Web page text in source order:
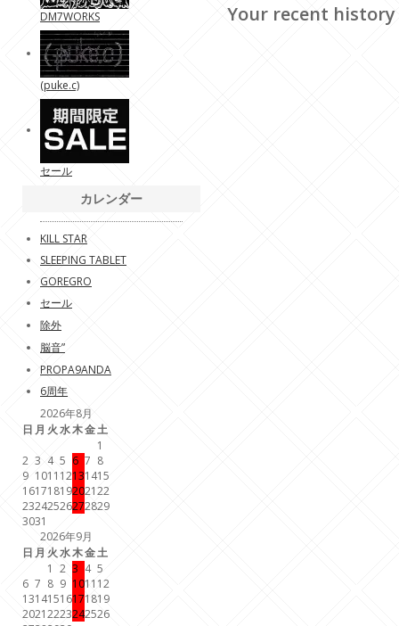
Your recent history
DM7WORKS
(puke.c)
セール
カレンダー
KILL STAR
SLEEPING TABLET
GOREGRO
セール
除外
脳音”
PROPA9ANDA
6周年
2026年8月
日 月 火水木金土
1
2 3 4 5 6 7 8
9 1011 12131415
16171819202122
23242526272829
3031
2026年9月
日 月 火水木金土
1 2 3 4 5
6 7 8 9 1011 12
13141516171819
20212223242526